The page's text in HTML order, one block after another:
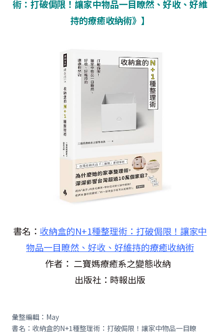
術：打破侷限！讓家中物品一目瞭然、好收、好維
持的療癒收納術》】
書名： 收納盒的N+1種整理術：打破侷限！讓家中
物品一目瞭然、好收、好維持的療癒收納術
作者： 二寶媽療癒系之變態收納
出版社：時報出版
彙整編輯： May
書名：收納盒的N+1種整理術：打破侷限！讓家中物品一目瞭